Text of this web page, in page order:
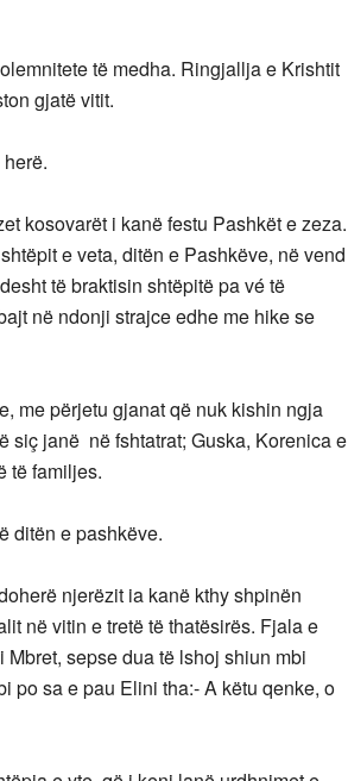
të medha. Ringjallja e Krishtit
gjatë vitit.
kosovarët i kanë festu Pashkët e zeza.
e veta, ditën e Pashkëve, në vend
të braktisin shtëpitë pa vé të
në ndonji strajce edhe me hike se
me përjetu gjanat që nuk kishin ngja
siç janë në fshtatrat; Guska, Korenica e
të familjes.
ditën e pashkëve.
njerëzit ia kanë kthy shpinën
në vitin e tretë të thatësirës. Fjala e
sepse dua të lshoj shiun mbi
po sa e pau Elini tha:- A këtu qenke, o